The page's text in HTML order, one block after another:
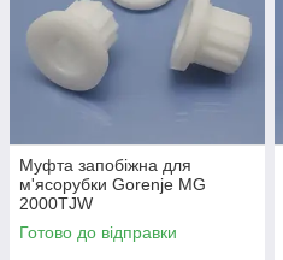
Муфта запобіжна для
м'ясорубки Gorenje MG
2000TJW
Готово до відправки